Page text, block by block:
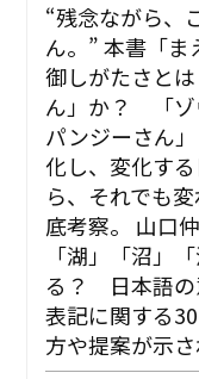
“残念ながら、
ん。” ――本書「
御しがたさと
ん」か？ 「ゾ
パンジーさん
化し、変化す
ら、それでも
底考察。 山口
「湖」「沼」
る？ 日本語の
表記に関する
方や提案が示